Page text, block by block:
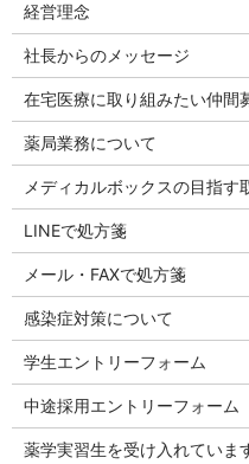
経営理念
社長からのメッセージ
在宅医療に取り組みたい仲間
薬局業務について
メディカルボックスの目指す
LINEで処方箋
メール・FAXで処方箋
感染症対策について
学生エントリーフォーム
中途採用エントリーフォーム
薬学実習生を受け入れていま